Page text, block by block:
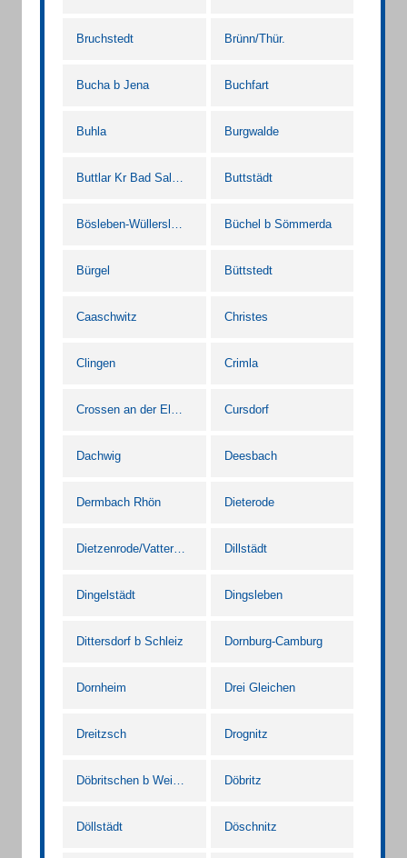
Bruchstedt Brünn/Thür.
Bucha b Jena Buchfart
Buhla Burgwalde
Buttlar Kr Bad Salzungen Buttstädt
Bösleben-Wüllersleben Kr Arnstadt Büchel b Sömmerda
Bürgel Büttstedt
Caaschwitz Christes
Clingen Crimla
Crossen an der Elster Cursdorf
Dachwig Deesbach
Dermbach Rhön Dieterode
Dietzenrode/Vatterode Dillstädt
Dingelstädt Dingsleben
Dittersdorf b Schleiz Dornburg-Camburg
Dornheim Drei Gleichen
Dreitzsch Drognitz
Döbritschen b Weimar Thür Döbritz
Döllstädt Döschnitz